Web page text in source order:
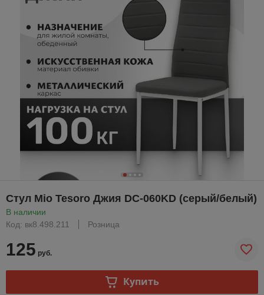
Стул Mio Tesoro Джия DC-060KD (серый/белый)
В наличии
Код: вк8.498.211
Розница
125 руб.
Купить